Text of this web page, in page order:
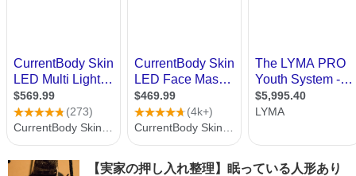
【実家の押し入れ整理】眠っている人形あり